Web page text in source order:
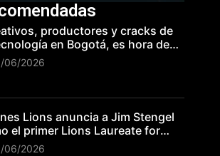
productores y cracks de
en Bogotá, es hora de
de nivel! Las marcas más top
esperan por su talento.
06/2026
Lions anuncia a Jim Stengel
el primer Lions Laureate for
06/2026